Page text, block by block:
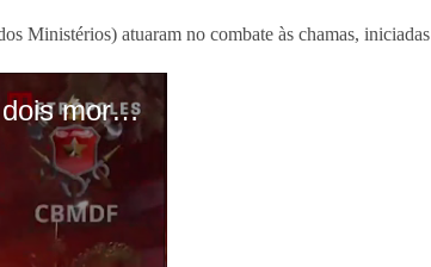
Ministérios) atuaram no combate às chamas,